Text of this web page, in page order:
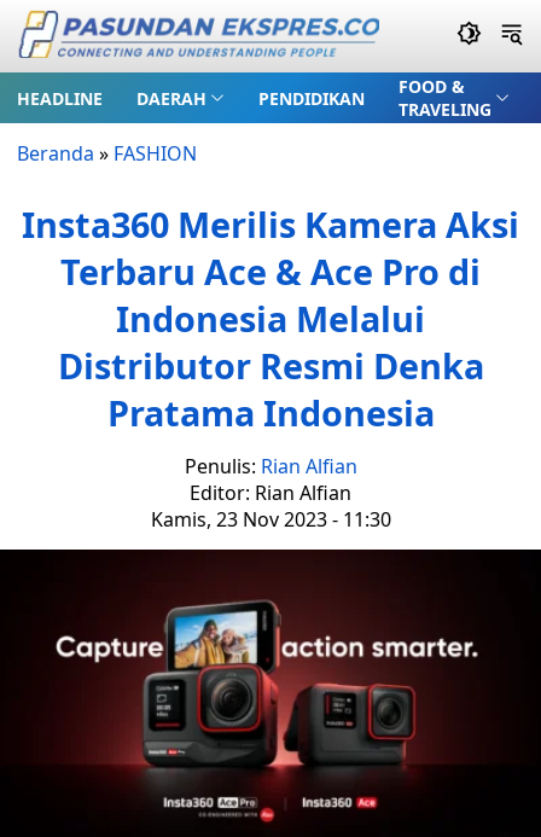
HEADLINE DAERAH PENDIDIKAN
FOOD &
TRAVELING
Beranda » FASHION
Insta360 Merilis Kamera Aksi
Terbaru Ace & Ace Pro di
Indonesia Melalui
Distributor Resmi Denka
Pratama Indonesia
Penulis: Rian Alfian
Editor: Rian Alfian
Kamis, 23 Nov 2023 - 11:30